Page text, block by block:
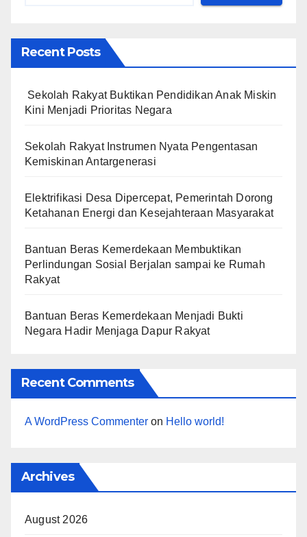
Recent Posts
Sekolah Rakyat Buktikan Pendidikan Anak Miskin
Kini Menjadi Prioritas Negara
Sekolah Rakyat Instrumen Nyata Pengentasan
Kemiskinan Antargenerasi
Elektrifikasi Desa Dipercepat, Pemerintah Dorong
Ketahanan Energi dan Kesejahteraan Masyarakat
Bantuan Beras Kemerdekaan Membuktikan
Perlindungan Sosial Berjalan sampai ke Rumah
Rakyat
Bantuan Beras Kemerdekaan Menjadi Bukti
Negara Hadir Menjaga Dapur Rakyat
Recent Comments
A WordPress Commenter on Hello world!
Archives
August 2026